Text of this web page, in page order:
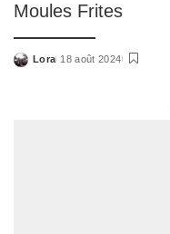
Moules Frites
Posted
Lora 18 août 2024